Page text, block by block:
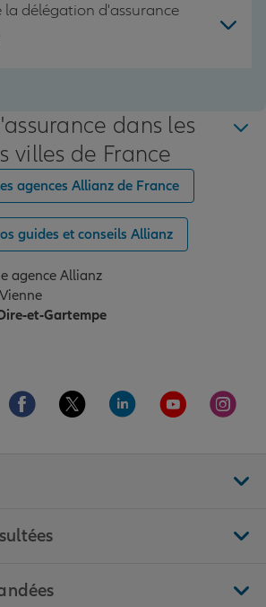
la délégation d'assurance
dans les
villes de France
agences Allianz de France
guides et conseils Allianz
agence Allianz
et-Gartempe
Aller sur la page Facebook de Allianz
Aller sur la page Twitter de
Aller sur la page
Aller sur la
Aller